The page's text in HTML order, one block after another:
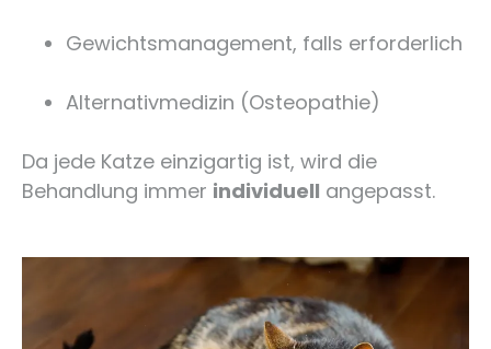
Gewichtsmanagement, falls erforderlich
Alternativmedizin (Osteopathie)
Da jede Katze einzigartig ist, wird die
Behandlung immer individuell angepasst.